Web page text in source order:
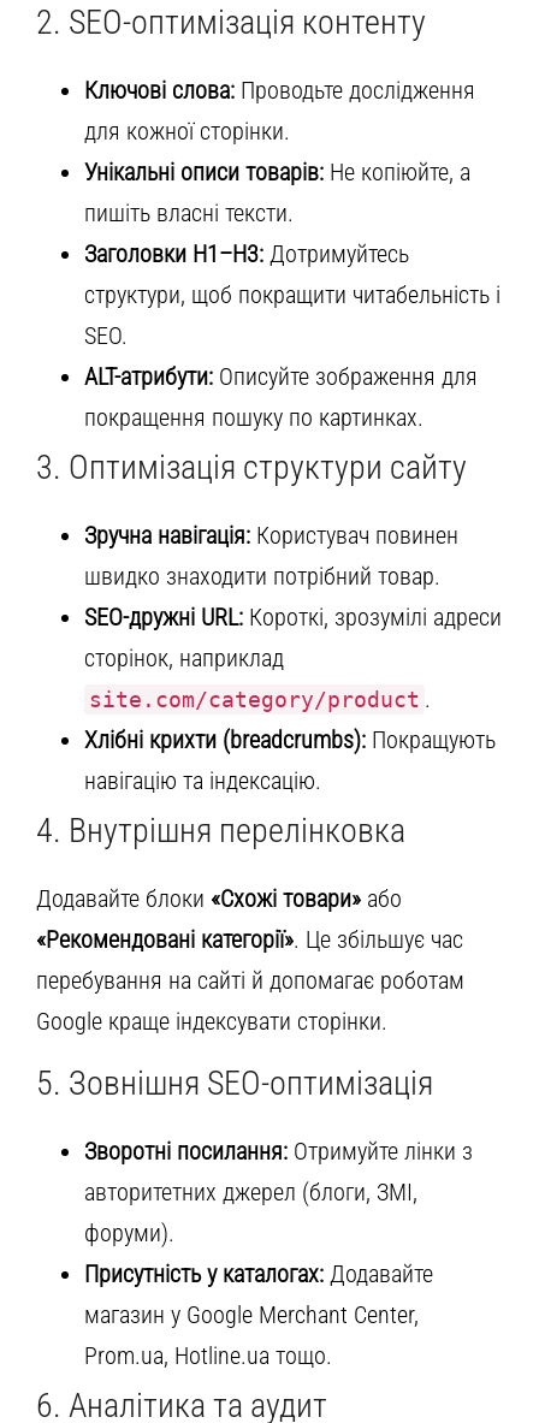
2. SEO-оптимізація контенту
Ключові слова: Проводьте дослідження
для кожної сторінки.
Унікальні описи товарів: Не копіюйте, а
пишіть власні тексти.
Заголовки H1–H3: Дотримуйтесь
структури, щоб покращити читабельність і
SEO.
ALT-атрибути: Описуйте зображення для
покращення пошуку по картинках.
3. Оптимізація структури сайту
Зручна навігація: Користувач повинен
швидко знаходити потрібний товар.
SEO-дружні URL: Короткі, зрозумілі адреси
сторінок, наприклад
site.com/category/product .
Хлібні крихти (breadcrumbs): Покращують
навігацію та індексацію.
4. Внутрішня перелінковка
Додавайте блоки «Схожі товари» або
«Рекомендовані категорії». Це збільшує час
перебування на сайті й допомагає роботам
Google краще індексувати сторінки.
5. Зовнішня SEO-оптимізація
Зворотні посилання: Отримуйте лінки з
авторитетних джерел (блоги, ЗМІ,
форуми).
Присутність у каталогах: Додавайте
магазин у Google Merchant Center,
Prom.ua, Hotline.ua тощо.
6. Аналітика та аудит